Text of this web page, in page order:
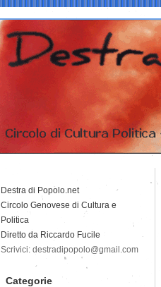
Destra di Popolo.net
Circolo Genovese di Cultura e
Politica
Diretto da Riccardo Fucile
Scrivici: destradipopolo@gmail.com
Categorie